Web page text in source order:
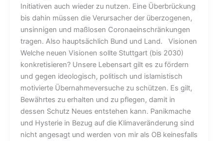
Initiativen auch wieder zu nutzen. Eine Überbrückung
bis dahin müssen die Verursacher der überzogenen,
unsinnigen und maßlosen Coronaeinschränkungen
tragen. Also hauptsächlich Bund und Land. Visionen
Welche neuen Visionen sollte Stuttgart (bis 2030)
konkretisieren? Unsere Lebensart gilt es zu fördern
und gegen ideologisch, politisch und islamistisch
motivierte Übernahmeversuche zu schützen. Es gilt,
Bewährtes zu erhalten und zu pflegen, damit in
dessen Schutz Neues entstehen kann. Panikmache
und Hysterie in Bezug auf die Klimaveränderung sind
nicht angesagt und werden von mir als OB keinesfalls